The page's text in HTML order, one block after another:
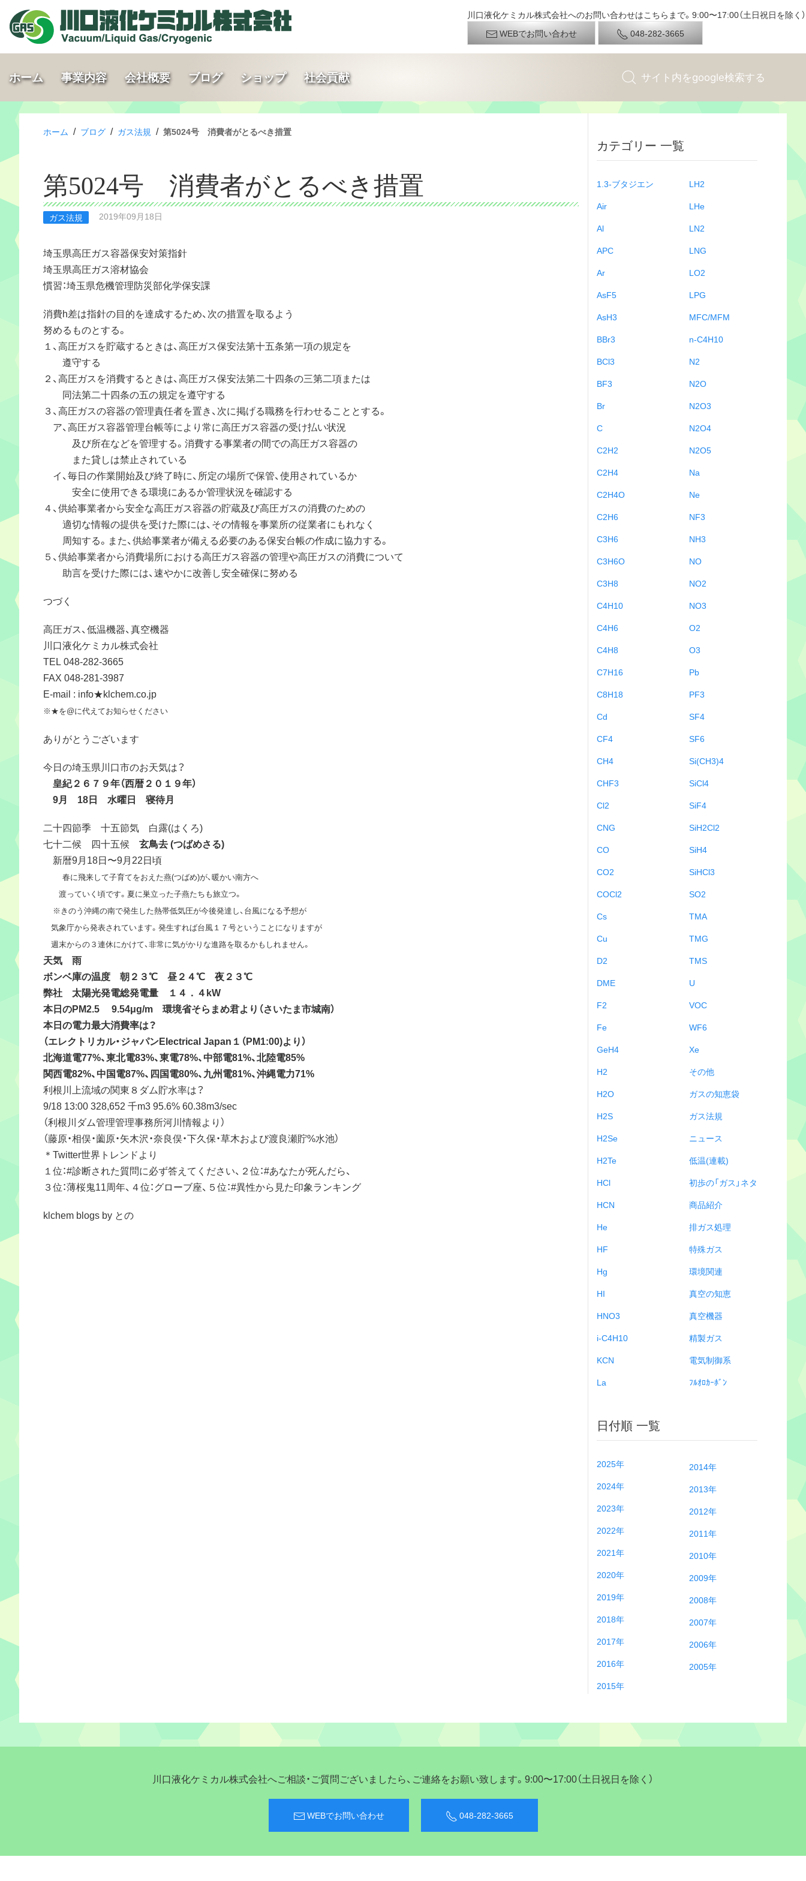
川口液化ケミカル株式会社へのお問い合わせはこちらまで。9:00〜17:00（土日祝日を除く）
WEBでお問い合わせ
048-282-3665
ホーム 事業内容 会社概要 ブログ ショップ 社会貢献
ホーム / ブログ / ガス法規 / 第5024号 消費者がとるべき措置
第5024号 消費者がとるべき措置
ガス法規 2019年09月18日
埼玉県高圧ガス容器保安対策指針
埼玉県高圧ガス溶材協会
慣習：埼玉県危機管理防災部化学保安課
消費h差は指針の目的を達成するため、次の措置を取るよう
努めるものとする。
１、高圧ガスを貯蔵するときは、高圧ガス保安法第十五条第一項の規定を
遵守する
２、高圧ガスを消費するときは、高圧ガス保安法第二十四条の三第二項または
同法第二十四条の五の規定を遵守する
３、高圧ガスの容器の管理責任者を置き、次に掲げる職務を行わせることとする。
ア、高圧ガス容器管理台帳等により常に高圧ガス容器の受け払い状況
及び所在などを管理する。消費する事業者の間での高圧ガス容器の
また貸しは禁止されている
イ、毎日の作業開始及び終了時に、所定の場所で保管、使用されているか
安全に使用できる環境にあるか管理状況を確認する
４、供給事業者から安全な高圧ガス容器の貯蔵及び高圧ガスの消費のための
適切な情報の提供を受けた際には、その情報を事業所の従業者にもれなく
周知する。また、供給事業者が備える必要のある保安台帳の作成に協力する。
５、供給事業者から消費場所における高圧ガス容器の管理や高圧ガスの消費について
助言を受けた際には、速やかに改善し安全確保に努める
つづく
高圧ガス、低温機器、真空機器
川口液化ケミカル株式会社
TEL 048-282-3665
FAX 048-281-3987
E-mail : info★klchem.co.jp
※★を@に代えてお知らせください
ありがとうございます
今日の埼玉県川口市のお天気は？
皇紀２６７９年（西暦２０１９年）
9月 18日 水曜日 寝待月
二十四節季 十五節気 白露(はくろ)
七十二候 四十五候 玄鳥去 (つばめさる)
新暦9月18日〜9月22日頃
春に飛来して子育てをおえた燕(つばめ)が、暖かい南方へ
渡っていく頃です。夏に巣立った子燕たちも旅立つ。
※きのう沖縄の南で発生した熱帯低気圧が今後発達し、台風になる予想が
気象庁から発表されています。発生すれば台風１７号ということになりますが
週末からの３連休にかけて、非常に気がかりな進路を取るかもしれません。
天気 雨
ボンベ庫の温度 朝２３℃ 昼２４℃ 夜２３℃
弊社 太陽光発電総発電量 １４．４kW
本日のPM2.5 9.54μg/m 環境省そらまめ君より（さいたま市城南）
本日の電力最大消費率は？
（エレクトリカル・ジャパンElectrical Japan１（PM1:00)より）
北海道電77%、東北電83%、東電78%、中部電81%、北陸電85%
関西電82%、中国電87%、四国電80%、九州電81%、沖縄電力71%
利根川上流域の関東８ダム貯水率は？
9/18 13:00 328,652 千m3 95.6% 60.38m3/sec
（利根川ダム管理管理事務所河川情報より）
（藤原・相俣・薗原・矢木沢・奈良俣・下久保・草木および渡良瀬貯%水池）
＊Twitter世界トレンドより
１位：#診断された質問に必ず答えてください、２位：#あなたが死んだら、
３位：薄桜鬼11周年、４位：グローブ座、５位：#異性から見た印象ランキング
klchem blogs by との
カテゴリー 一覧
1.3-ブタジエン
Air
Al
APC
Ar
AsF5
AsH3
BBr3
BCl3
BF3
Br
C
C2H2
C2H4
C2H4O
C2H6
C3H6
C3H6O
C3H8
C4H10
C4H6
C4H8
C7H16
C8H18
Cd
CF4
CH4
CHF3
Cl2
CNG
CO
CO2
COCl2
Cs
Cu
D2
DME
F2
Fe
GeH4
H2
H2O
H2S
H2Se
H2Te
HCl
HCN
He
HF
Hg
HI
HNO3
i-C4H10
KCN
La
LH2
LHe
LN2
LNG
LO2
LPG
MFC/MFM
n-C4H10
N2
N2O
N2O3
N2O4
N2O5
Na
Ne
NF3
NH3
NO
NO2
NO3
O2
O3
Pb
PF3
SF4
SF6
Si(CH3)4
SiCl4
SiF4
SiH2Cl2
SiH4
SiHCl3
SO2
TMA
TMG
TMS
U
VOC
WF6
Xe
その他
ガスの知恵袋
ガス法規
ニュース
低温(連載)
初歩の「ガス」ネタ
商品紹介
排ガス処理
特殊ガス
環境関連
真空の知恵
真空機器
精製ガス
電気制御系
ﾌﾙｵﾛｶｰﾎﾞﾝ
日付順 一覧
2025年
2024年
2023年
2022年
2021年
2020年
2019年
2018年
2017年
2016年
2015年
2014年
2013年
2012年
2011年
2010年
2009年
2008年
2007年
2006年
2005年
川口液化ケミカル株式会社へご相談・ご質問ございましたら、ご連絡をお願い致します。9:00〜17:00（土日祝日を除く）
WEBでお問い合わせ 048-282-3665